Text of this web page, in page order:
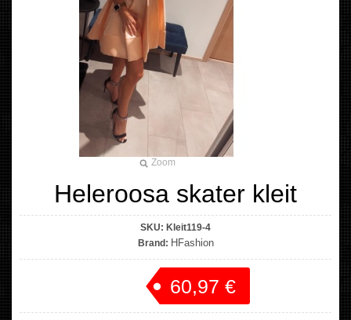
Zoom
Heleroosa skater kleit
SKU: Kleit119-4
Brand: HFashion
60,97 €